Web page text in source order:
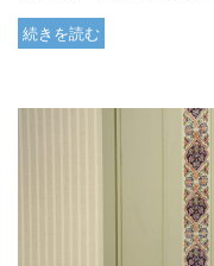
続きを読む